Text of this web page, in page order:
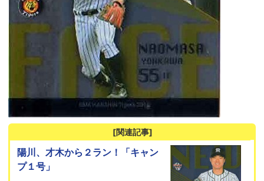
[関連記事]
陽川、才木から２ラン！「キャン
プ１号」